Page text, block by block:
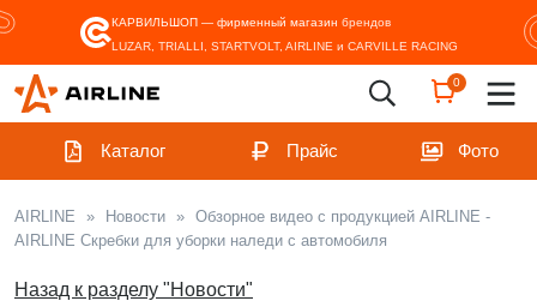
КАРВИЛЬШОП — фирменный магазин брендов
LUZAR, TRIALLI, STARTVOLT, AIRLINE и CARVILLE RACING
0
Каталог Прайс Фото
AIRLINE » Новости » Обзорное видео с продукцией AIRLINE -
AIRLINE Скребки для уборки наледи с автомобиля
Назад к разделу "Новости"